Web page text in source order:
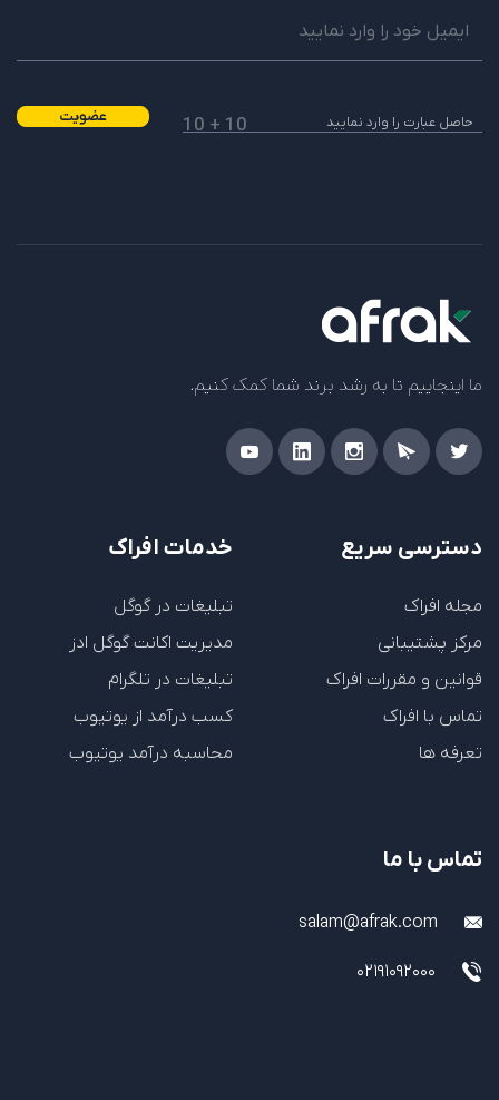
10 + 10 عضویت
ما اینجاییم تا به رشد برند شما کمک کنیم.
دسترسی سریع
مجله افراک
مرکز پشتیبانی
قوانین و مقررات افراک
تماس با افراک
تعرفه ها
خدمات افراک
تبلیغات در گوگل
مدیریت اکانت گوگل ادز
تبلیغات در تلگرام
کسب درآمد از یوتیوب
محاسبه درآمد یوتیوب
تماس با ما
salam@afrak.com
02191092000